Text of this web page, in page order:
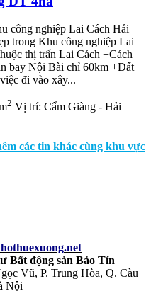
công nghiệp Lai Cách Hải
trong Khu công nghiệp Lai
thị trấn Lai Cách +Cách
bay Nội Bài chỉ 60km +Đất
đi vào xây...
2 Vị trí: Cẩm Giàng - Hải
các tin khác cùng khu vực
.net
Bất động sản Bảo Tín
Vũ, P. Trung Hòa, Q. Càu
Nội